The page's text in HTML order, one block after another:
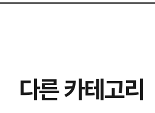
다른 카테고리